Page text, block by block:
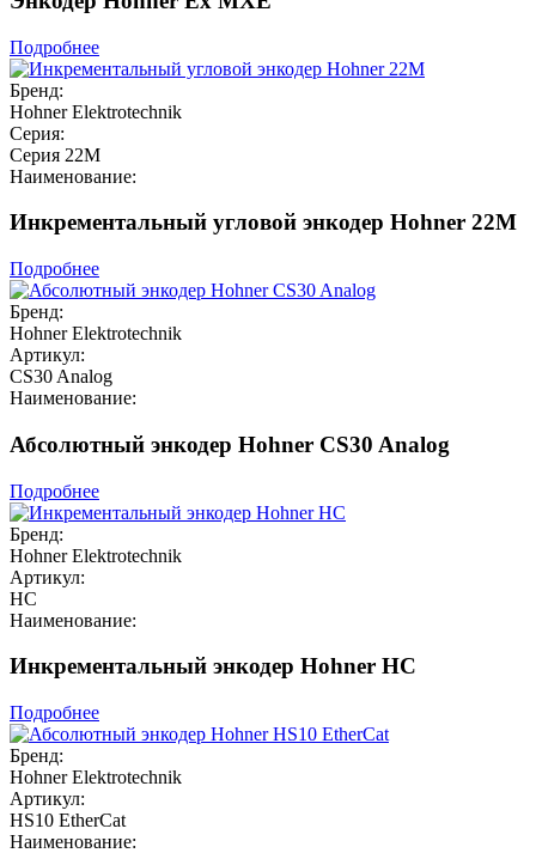
Подробнее
Бренд:
Hohner Elektrotechnik
Серия:
Серия 22M
Наименование:
Инкрементальный угловой энкодер Hohner 22M
Подробнее
Бренд:
Hohner Elektrotechnik
Артикул:
CS30 Analog
Наименование:
Абсолютный энкодер Hohner CS30 Analog
Подробнее
Бренд:
Hohner Elektrotechnik
Артикул:
HC
Наименование:
Инкрементальный энкодер Hohner HC
Подробнее
Бренд:
Hohner Elektrotechnik
Артикул:
HS10 EtherCat
Наименование: